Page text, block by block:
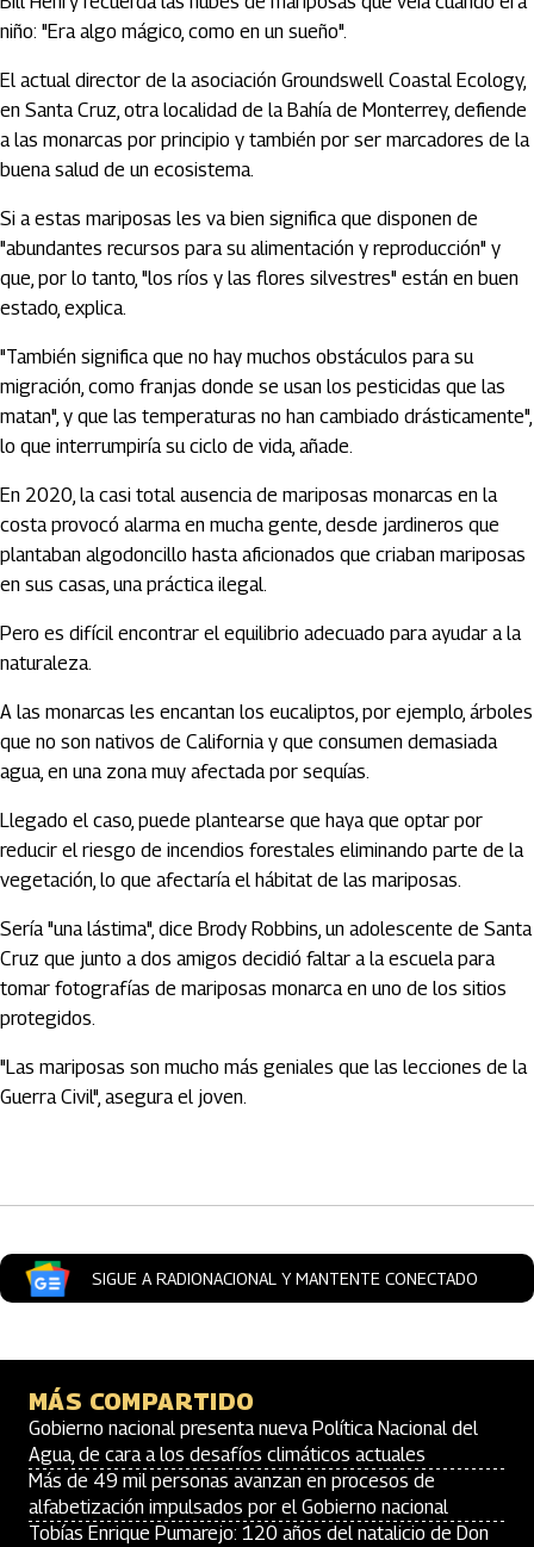
niño: "Era algo mágico, como en un sueño".
El actual director de la asociación Groundswell Coastal Ecology,
en Santa Cruz, otra localidad de la Bahía de Monterrey, defiende
a las monarcas por principio y también por ser marcadores de la
buena salud de un ecosistema.
Si a estas mariposas les va bien significa que disponen de
"abundantes recursos para su alimentación y reproducción" y
que, por lo tanto, "los ríos y las flores silvestres" están en buen
estado, explica.
"También significa que no hay muchos obstáculos para su
migración, como franjas donde se usan los pesticidas que las
matan", y que las temperaturas no han cambiado drásticamente",
lo que interrumpiría su ciclo de vida, añade.
En 2020, la casi total ausencia de mariposas monarcas en la
costa provocó alarma en mucha gente, desde jardineros que
plantaban algodoncillo hasta aficionados que criaban mariposas
en sus casas, una práctica ilegal.
Pero es difícil encontrar el equilibrio adecuado para ayudar a la
naturaleza.
A las monarcas les encantan los eucaliptos, por ejemplo, árboles
que no son nativos de California y que consumen demasiada
agua, en una zona muy afectada por sequías.
Llegado el caso, puede plantearse que haya que optar por
reducir el riesgo de incendios forestales eliminando parte de la
vegetación, lo que afectaría el hábitat de las mariposas.
Sería "una lástima", dice Brody Robbins, un adolescente de Santa
Cruz que junto a dos amigos decidió faltar a la escuela para
tomar fotografías de mariposas monarca en uno de los sitios
protegidos.
"Las mariposas son mucho más geniales que las lecciones de la
Guerra Civil", asegura el joven.
SIGUE A RADIONACIONAL Y MANTENTE CONECTADO
MÁS COMPARTIDO
Gobierno nacional presenta nueva Política Nacional del
Agua, de cara a los desafíos climáticos actuales
Más de 49 mil personas avanzan en procesos de
alfabetización impulsados por el Gobierno nacional
Tobías Enrique Pumarejo: 120 años del natalicio de Don